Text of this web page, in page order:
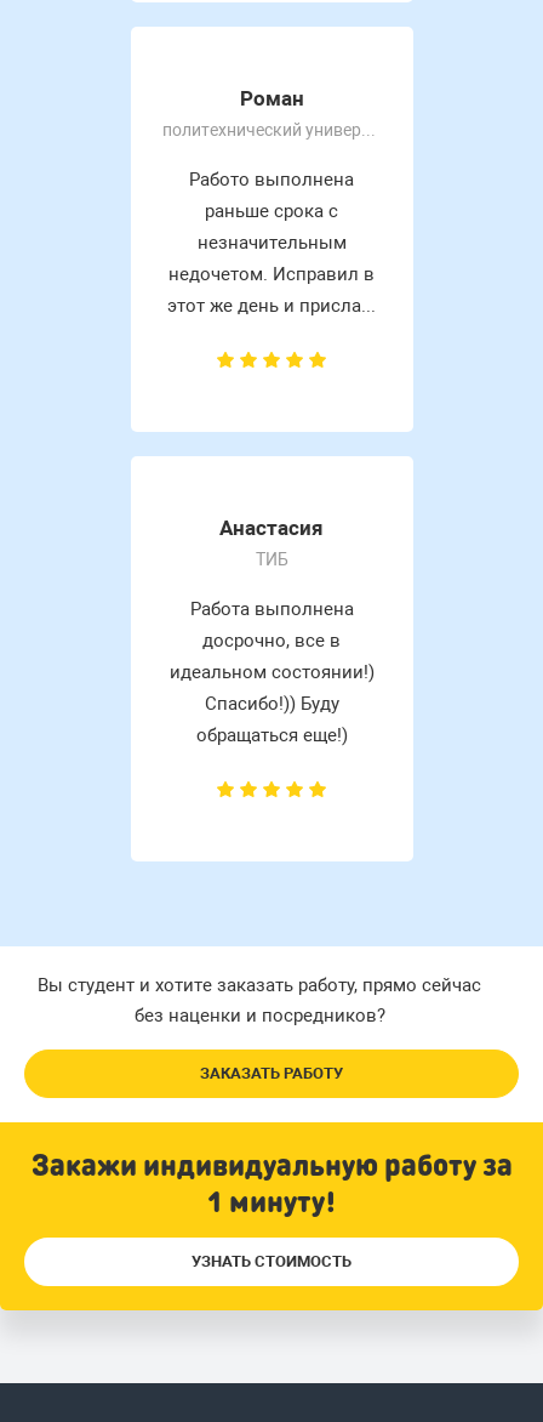
Роман
политехнический университет
Работо выполнена
раньше срока с
незначительным
недочетом. Исправил в
этот же день и присла...
Анастасия
ТИБ
Работа выполнена
досрочно, все в
идеальном состоянии!)
Спасибо!)) Буду
обращаться еще!)
Вы студент и хотите заказать работу, прямо сейчас
без наценки и посредников?
ЗАКАЗАТЬ РАБОТУ
Закажи индивидуальную работу за
1 минуту!
УЗНАТЬ СТОИМОСТЬ